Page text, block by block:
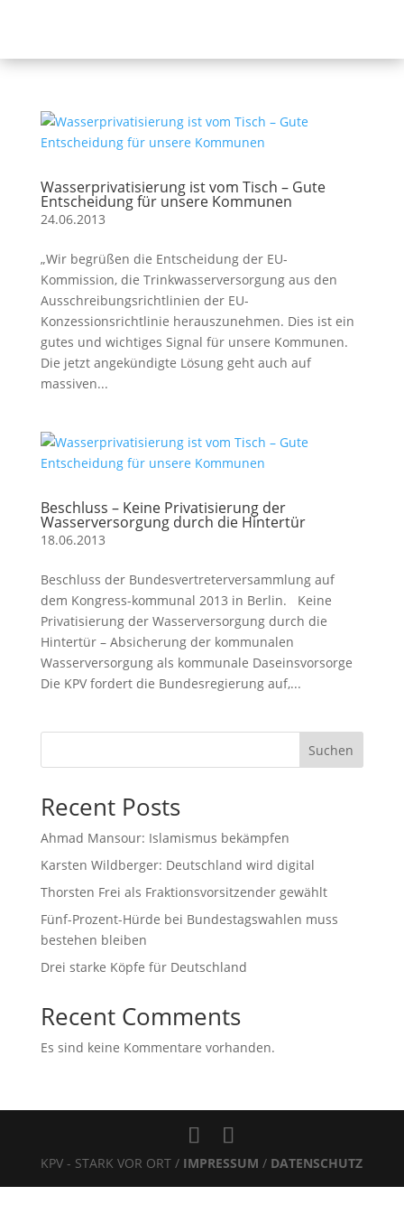
Wasserprivatisierung ist vom Tisch – Gute
Entscheidung für unsere Kommunen
24.06.2013
„Wir begrüßen die Entscheidung der EU-
Kommission, die Trinkwasserversorgung aus den
Ausschreibungsrichtlinien der EU-
Konzessionsrichtlinie herauszunehmen. Dies ist ein
gutes und wichtiges Signal für unsere Kommunen.
Die jetzt angekündigte Lösung geht auch auf
massiven...
Beschluss – Keine Privatisierung der
Wasserversorgung durch die Hintertür
18.06.2013
Beschluss der Bundesvertreterversammlung auf
dem Kongress-kommunal 2013 in Berlin. Keine
Privatisierung der Wasserversorgung durch die
Hintertür – Absicherung der kommunalen
Wasserversorgung als kommunale Daseinsvorsorge
Die KPV fordert die Bundesregierung auf,...
Suchen
Recent Posts
Ahmad Mansour: Islamismus bekämpfen
Karsten Wildberger: Deutschland wird digital
Thorsten Frei als Fraktionsvorsitzender gewählt
Fünf-Prozent-Hürde bei Bundestagswahlen muss
bestehen bleiben
Drei starke Köpfe für Deutschland
Recent Comments
Es sind keine Kommentare vorhanden.
KPV - STARK VOR ORT / IMPRESSUM/ DATENSCHUTZ